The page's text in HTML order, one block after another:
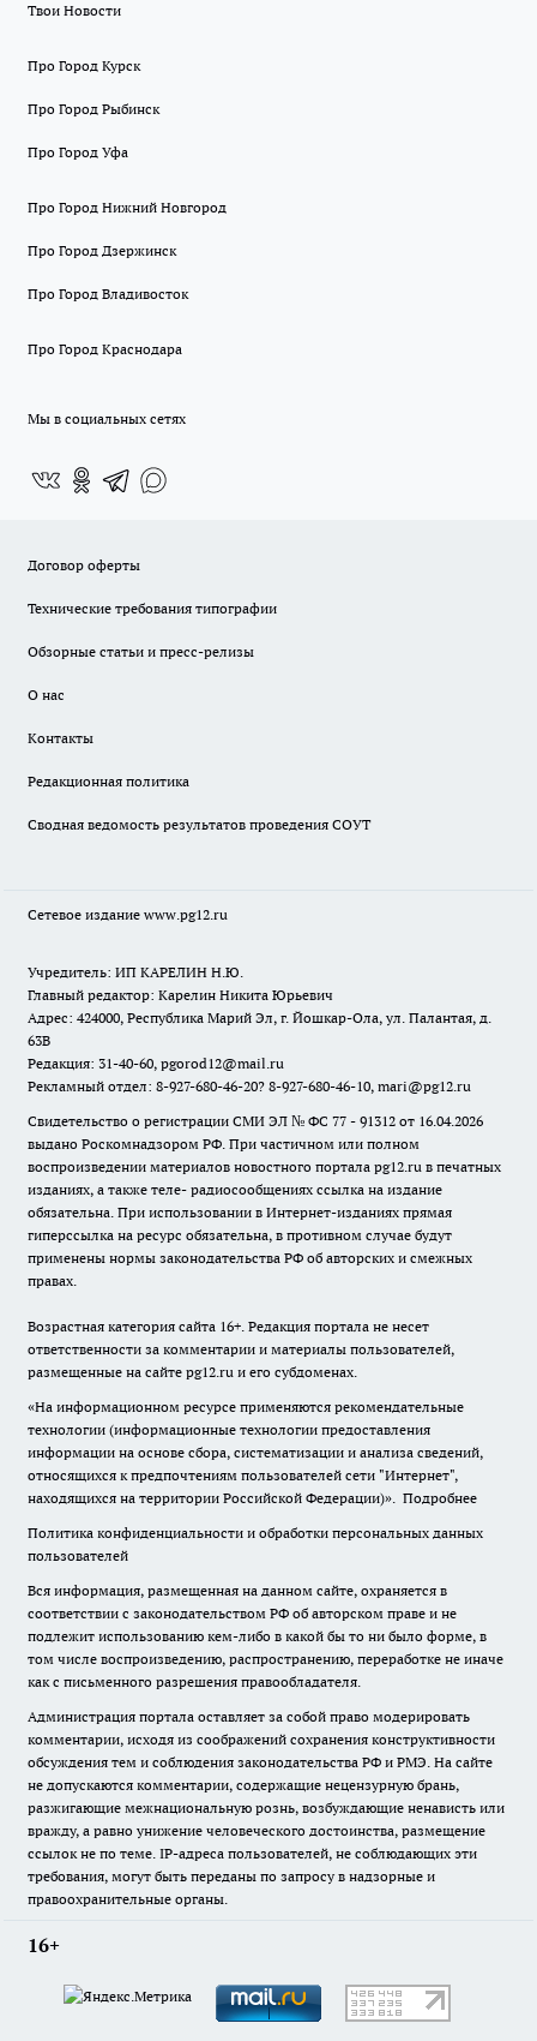
Твои Новости
Про Город Курск
Про Город Рыбинск
Про Город Уфа
Про Город Нижний Новгород
Про Город Дзержинск
Про Город Владивосток
Про Город Краснодара
Мы в социальных сетях
Договор оферты
Технические требования типографии
Обзорные статьи и пресс-релизы
О нас
Контакты
Редакционная политика
Сводная ведомость результатов проведения СОУТ
Сетевое издание www.pg12.ru
Учредитель: ИП КАРЕЛИН Н.Ю.
Главный редактор: Карелин Никита Юрьевич
Адрес: 424000, Республика Марий Эл, г. Йошкар-Ола, ул. Палантая, д.
63В
Редакция: 31-40-60, pgorod12@mail.ru
Рекламный отдел: 8-927-680-46-20? 8-927-680-46-10, mari@pg12.ru
Свидетельство о регистрации СМИ ЭЛ № ФС 77 - 91312 от 16.04.2026
выдано Роскомнадзором РФ. При частичном или полном
воспроизведении материалов новостного портала pg12.ru в печатных
изданиях, а также теле- радиосообщениях ссылка на издание
обязательна. При использовании в Интернет-изданиях прямая
гиперссылка на ресурс обязательна, в противном случае будут
применены нормы законодательства РФ об авторских и смежных
правах.
Возрастная категория сайта 16+. Редакция портала не несет
ответственности за комментарии и материалы пользователей,
размещенные на сайте pg12.ru и его субдоменах.
«На информационном ресурсе применяются рекомендательные
технологии (информационные технологии предоставления
информации на основе сбора, систематизации и анализа сведений,
относящихся к предпочтениям пользователей сети "Интернет",
находящихся на территории Российской Федерации)». Подробнее
Политика конфиденциальности и обработки персональных данных
пользователей
Вся информация, размещенная на данном сайте, охраняется в
соответствии с законодательством РФ об авторском праве и не
подлежит использованию кем-либо в какой бы то ни было форме, в
том числе воспроизведению, распространению, переработке не иначе
как с письменного разрешения правообладателя.
Администрация портала оставляет за собой право модерировать
комментарии, исходя из соображений сохранения конструктивности
обсуждения тем и соблюдения законодательства РФ и РМЭ. На сайте
не допускаются комментарии, содержащие нецензурную брань,
разжигающие межнациональную рознь, возбуждающие ненависть или
вражду, а равно унижение человеческого достоинства, размещение
ссылок не по теме. IP-адреса пользователей, не соблюдающих эти
требования, могут быть переданы по запросу в надзорные и
правоохранительные органы.
16+